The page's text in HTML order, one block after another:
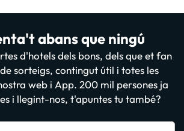
abans que ningú
d'hotels dels bons, dels que et fan
sorteigs, contingut útil i totes les
web i App. 200 mil persones ja
i llegint-nos, t'apuntes tu també?